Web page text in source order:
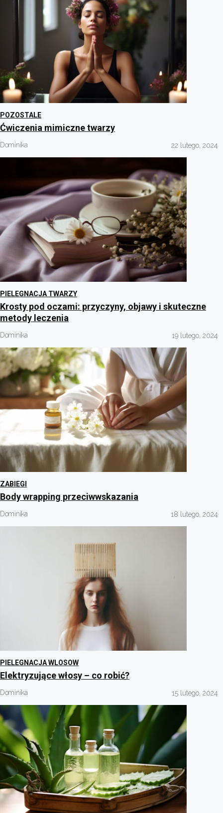
POZOSTALE
Ćwiczenia mimiczne twarzy
Dominika 22 lutego, 2024
PIELEGNACJA TWARZY
Krosty pod oczami: przyczyny, objawy i skuteczne
metody leczenia
Dominika 19 lutego, 2024
ZABIEGI
Body wrapping przeciwwskazania
Dominika 18 lutego, 2024
PIELEGNACJA WLOSOW
Elektryzujące włosy – co robić?
Dominika 15 lutego, 2024